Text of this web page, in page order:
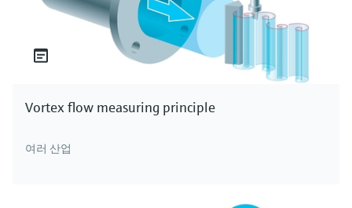
Vortex flow measuring principle
여러 산업